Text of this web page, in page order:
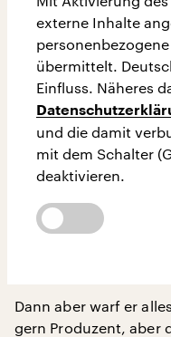
externe Inhalte
übermittelt.
Einfluss. Näheres
und die damit
mit dem Schalter
deaktivieren.
Dann aber warf er
gern Produzent, aber